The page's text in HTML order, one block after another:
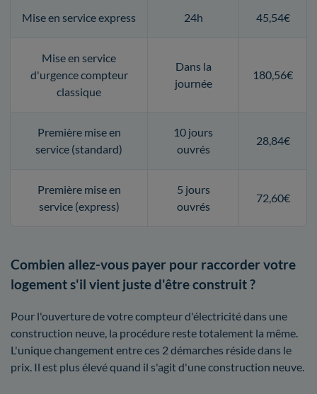
Mise en service express 24h 45,54€
Mise en service
d'urgence compteur
classique
Dans la
journée
180,56€
Première mise en
service (standard)
10 jours
ouvrés
28,84€
Première mise en
service (express)
5 jours
ouvrés
72,60€
Combien allez-vous payer pour raccorder votre
logement s'il vient juste d'être construit ?
Pour l'ouverture de votre compteur d'électricité dans une
construction neuve, la procédure reste totalement la même.
L'unique changement entre ces 2 démarches réside dans le
prix. Il est plus élevé quand il s'agit d'une construction neuve.